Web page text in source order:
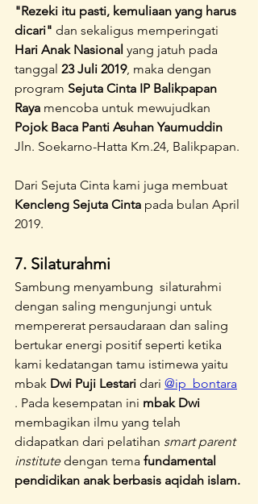
"Rezeki itu pasti, kemuliaan yang harus
dicari" dan sekaligus memperingati
Hari Anak Nasional yang jatuh pada
tanggal 23 Juli 2019, maka dengan
program Sejuta Cinta IP Balikpapan
Raya mencoba untuk mewujudkan
Pojok Baca Panti Asuhan Yaumuddin
Jln. Soekarno-Hatta Km.24, Balikpapan.
Dari Sejuta Cinta kami juga membuat
Kencleng Sejuta Cinta pada bulan April
2019.
7. Silaturahmi
Sambung menyambung  silaturahmi
dengan saling mengunjungi untuk
mempererat persaudaraan dan saling
bertukar energi positif seperti ketika
kami kedatangan tamu istimewa yaitu
mbak Dwi Puji Lestari dari @ip_bontara
. Pada kesempatan ini mbak Dwi
membagikan ilmu yang telah
didapatkan dari pelatihan smart parent
institute dengan tema fundamental
pendidikan anak berbasis aqidah islam.